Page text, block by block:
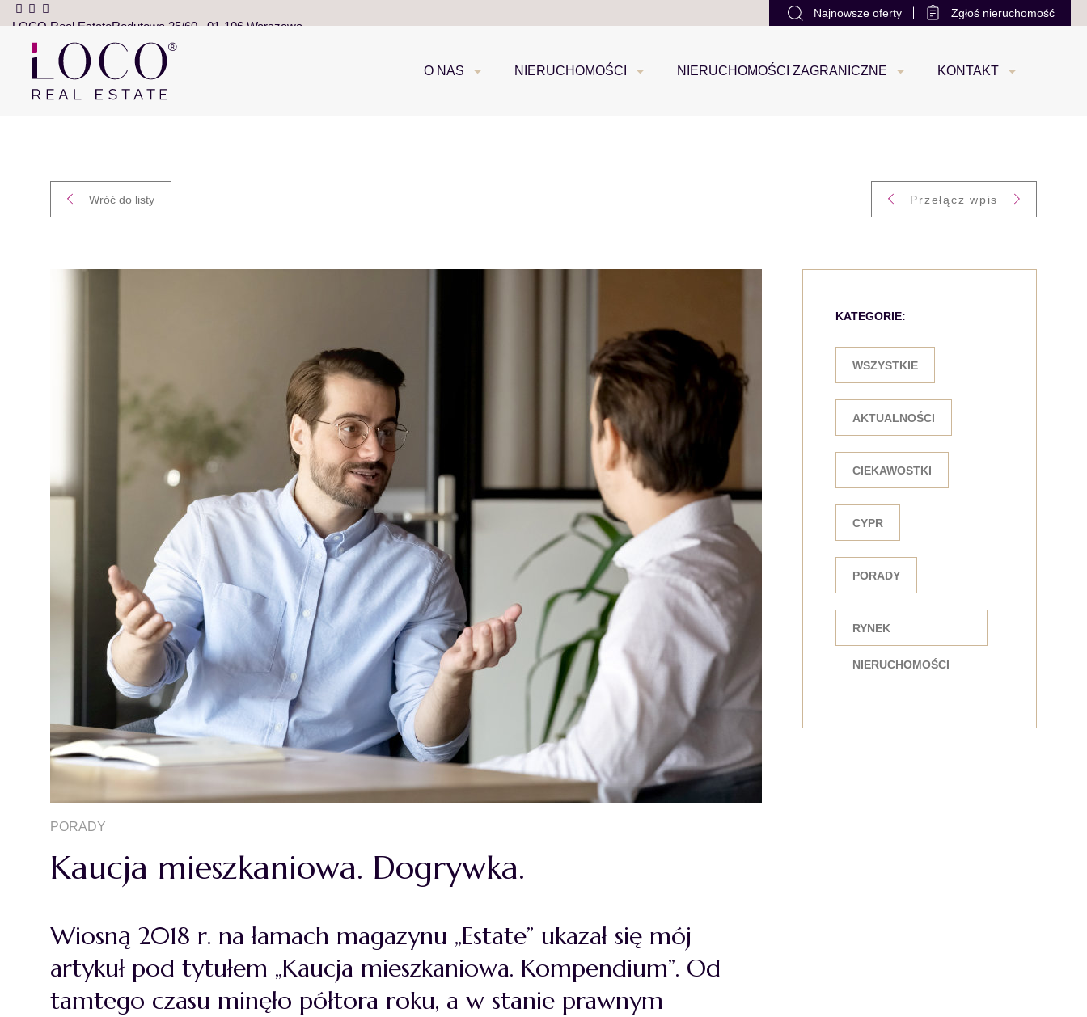
LOCO Real EstateRedutowa 25/60 01-106 Warszawa
Najnowsze oferty Zgłoś nieruchomość
O NAS
NIERUCHOMOŚCI NIERUCHOMOŚCI ZAGRANICZNE KONTAKT
Wróć do listy Przełącz wpis
PORADY
Kaucja mieszkaniowa. Dogrywka.
Wiosną 2018 r. na łamach magazynu „Estate” ukazał się mój
artykuł pod tytułem „Kaucja mieszkaniowa. Kompendium”. Od
tamtego czasu minęło półtora roku, a w stanie prawnym
KATEGORIE:
WSZYSTKIE
AKTUALNOŚCI
CIEKAWOSTKI
CYPR
PORADY
RYNEK
NIERUCHOMOŚCI